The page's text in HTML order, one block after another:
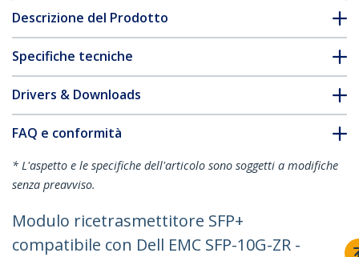
Descrizione del Prodotto
Specifiche tecniche
Drivers & Downloads
FAQ e conformità
* L'aspetto e le specifiche dell'articolo sono soggetti a modifiche
senza preavviso.
Modulo ricetrasmettitore SFP+
compatibile con Dell EMC SFP-10G-ZR -